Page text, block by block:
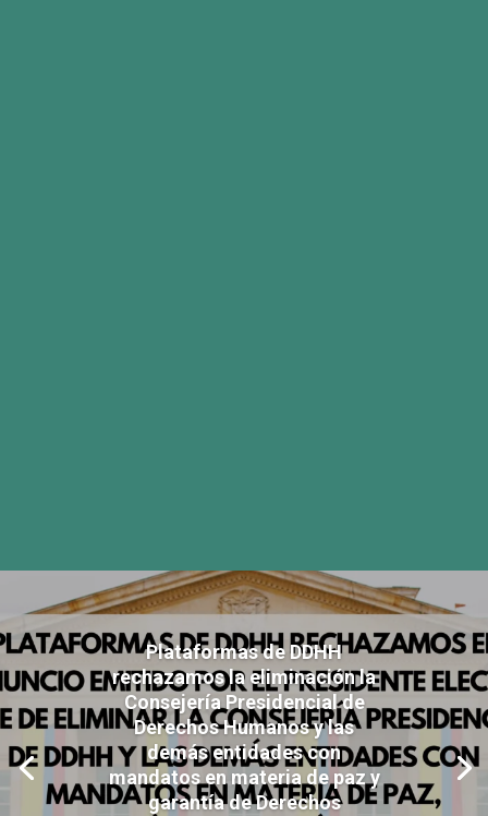
Plataformas de DDHH
rechazamos la eliminación la
Consejería Presidencial de
Derechos Humanos y las
demás entidades con
mandatos en materia de paz y
garantía de Derechos